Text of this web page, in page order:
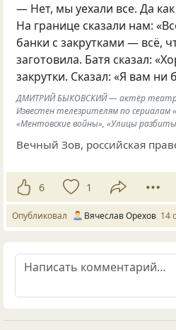
— Нет, мы уехали все. Да
На границе сказали нам:
банки с закрутками — всё,
заготовила. Батя сказал:
закрутки. Сказал: «Я вам ни
ДМИТРИЙ БЫКОВСКИЙ — актёр
Известен телезрителям по сериалам
«Ментовские войны», «Улицы
Вечный Зов, российская
6 1
Опубликовал Вячеслав Орехов 14